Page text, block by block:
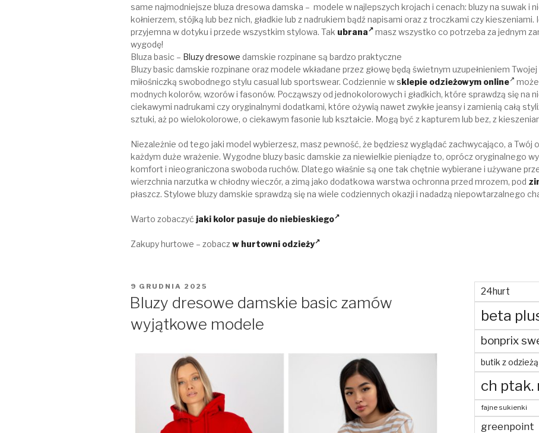
same najmodniejsze bluza dresowa damska – modele w najlepszych krojach i cenach: bluzy na suwak i
kołnierzem, stójką lub bez nich, gładkie lub z nadrukiem bądź napisami oraz z troczkami czy kieszeniami.
przyjemna w dotyku i przede wszystkim stylowa. Tak ubrana
masz wszystko co potrzeba za jednym
wygodę!
Bluza basic – Bluzy dresowe damskie rozpinane są bardzo praktyczne
Bluzy basic damskie rozpinane oraz modele wkładane przez głowę będą świetnym uzupełnieniem
miłośniczką swobodnego stylu casual lub sportswear. Codziennie wsklepie odzieżowym online
modnych kolorów, wzorów i fasonów. Począwszy od jednokolorowych i gładkich, które sprawdzą się na
ciekawymi nadrukami czy oryginalnymi dodatkami, które ożywią nawet zwykłe jeansy i zamienią całą
sztuki, aż po wielokolorowe, o ciekawym fasonie lub kształcie. Mogą być z kapturem lub bez, z
Niezależnie od tego jaki model wybierzesz, masz pewność, że będziesz wyglądać zachwycająco, a Twój
każdym duże wrażenie. Wygodne bluzy basic damskie za niewielkie pieniądze to, oprócz oryginalnego
komfort i nieograniczona swoboda ruchów. Dlatego właśnie są one tak chętnie wybierane i używane
wierzchnia narzutka w chłodny wieczór, a zimą jako dodatkowa warstwa ochronna przed mrozem, pod
płaszcz. Stylowe bluzy damskie sprawdzą się na wiele codziennych okazji i nadadzą niepowtarzalnego
Warto zobaczyć jaki kolor pasuje do niebieskiego
Zakupy hurtowe – zobaczw hurtowni odzieży
OPUBLIKOWANE
9 GRUDNIA 2025
Bluzy dresowe damskie basic zamów
wyjątkowe modele
24hurt
beta
bonprix
butik z odzieżą
ch ptak.
fajne sukienki
greenpoint